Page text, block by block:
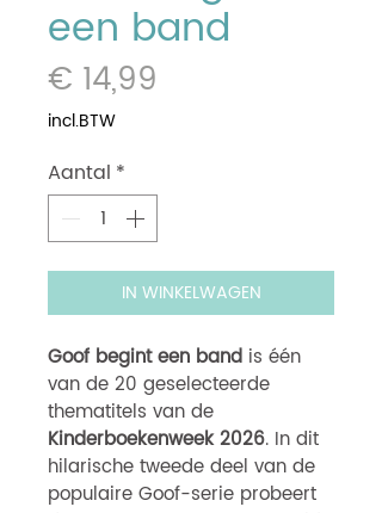
een band
€ 14,99
incl.BTW
Aantal *
IN WINKELWAGEN
Goof begint een band is één
van de 20 geselecteerde
thematitels van de
Kinderboekenweek 2026. In dit
hilarische tweede deel van de
populaire Goof-serie probeert